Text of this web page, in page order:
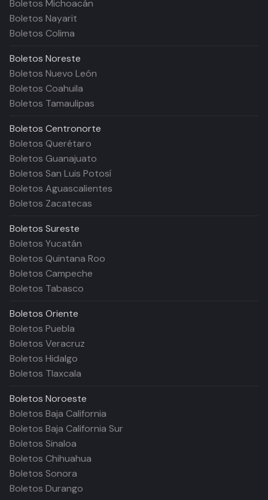
Boletos Michoacán
Boletos Nayarit
Boletos Colima
Boletos Noreste
Boletos Nuevo León
Boletos Coahuila
Boletos Tamaulipas
Boletos Centronorte
Boletos Querétaro
Boletos Guanajuato
Boletos San Luis Potosí
Boletos Aguascalientes
Boletos Zacatecas
Boletos Sureste
Boletos Yucatán
Boletos Quintana Roo
Boletos Campeche
Boletos Tabasco
Boletos Oriente
Boletos Puebla
Boletos Veracruz
Boletos Hidalgo
Boletos Tlaxcala
Boletos Noroeste
Boletos Baja California
Boletos Baja California Sur
Boletos Sinaloa
Boletos Chihuahua
Boletos Sonora
Boletos Durango